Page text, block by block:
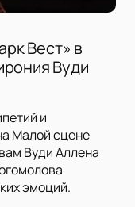
Вест» в
Вуди
и
Малой сцене
Вуди Аллена
эмоций.